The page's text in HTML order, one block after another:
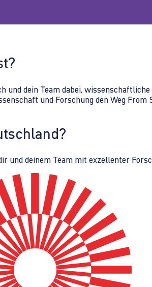
und dein Team dabei,
und Forschung den Weg From
und deinem Team mit exzellenter